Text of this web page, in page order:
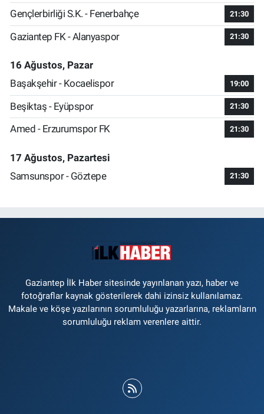
Gençlerbirliği S.K. - Fenerbahçe 21:30
Gaziantep FK - Alanyaspor 21:30
16 Ağustos, Pazar
Başakşehir - Kocaelispor
19:00
Beşiktaş - Eyüpspor 21:30
Amed - Erzurumspor FK 21:30
17 Ağustos, Pazartesi
Samsunspor - Göztepe
21:30
Gaziantep İlk Haber sitesinde yayınlanan yazı, haber ve
fotoğraflar kaynak gösterilerek dahi izinsiz kullanılamaz.
Makale ve köşe yazılarının sorumluluğu yazarlarına, reklamların
sorumluluğu reklam verenlere aittir.